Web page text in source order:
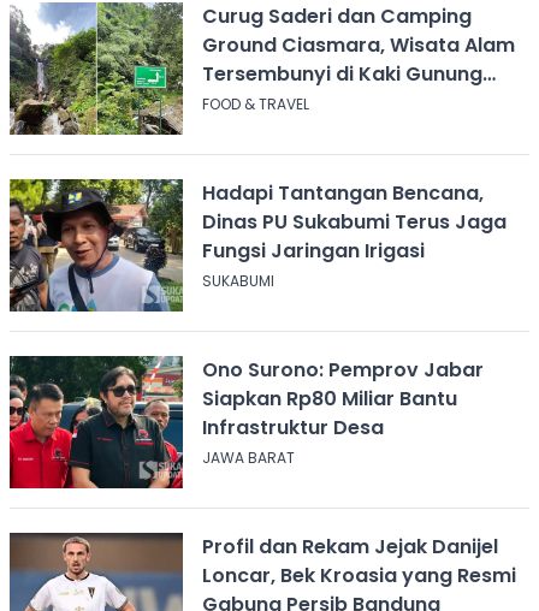
Curug Saderi dan Camping
Ground Ciasmara, Wisata Alam
Tersembunyi di Kaki Gunung
Salak
FOOD & TRAVEL
Hadapi Tantangan Bencana,
Dinas PU Sukabumi Terus Jaga
Fungsi Jaringan Irigasi
SUKABUMI
Ono Surono: Pemprov Jabar
Siapkan Rp80 Miliar Bantu
Infrastruktur Desa
JAWA BARAT
Profil dan Rekam Jejak Danijel
Loncar, Bek Kroasia yang Resmi
Gabung Persib Bandung